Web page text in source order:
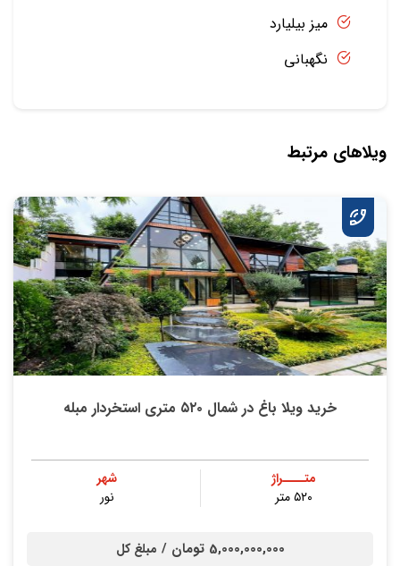
میز بیلیارد
نگهبانی
ویلاهای مرتبط
خرید ویلا باغ در شمال ۵۲۰ متری استخردار مبله
متــــراژ
۵۲۰ متر
شهر
نور
5,000,000,000 تومان / مبلغ کل